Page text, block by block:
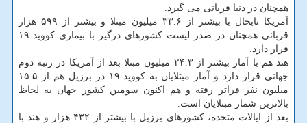
همچنان در دنیا قربانی می گیرد.
آمریکا تابحال با بیشتر از ۳۳.۶ میلیون مبتلا و بیشتر از ۵۹۹ هزار
قربانی همچنان در صدر لیست کشورهای درگیر با بیماری کووید-۱۹
قرار دارد.
هند هم با آمار بیشتر از ۲۴.۳ میلیون مبتلا بعد از آمریکا در رتبه دوم
جهانی قرار دارد و آمار مبتلایان به کووید-۱۹ در برزیل هم از ۱۵.۵
میلیون نفر فراتر رفته و هم اکنون سومین کشور جهان به لحاظ
بالاترین شمار مبتلایان است.
بعد از ایالات متحده، کشورهای برزیل با بیشتر از ۴۳۲ هزار و هند با